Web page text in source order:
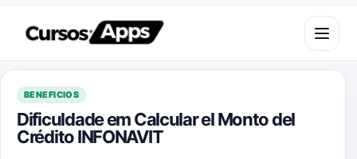
Saltar al contenido
Abrir
BENEFICIOS
Dificuldade em Calcular el Monto del
Crédito INFONAVIT